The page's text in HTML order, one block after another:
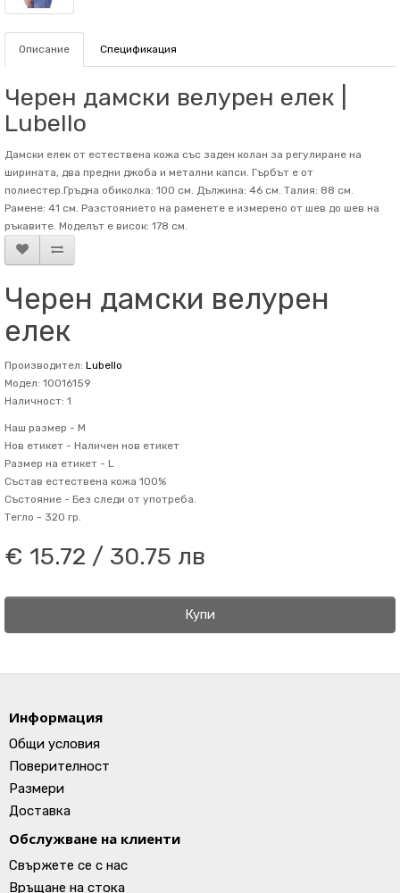
Описание Спецификация
Черен дамски велурен елек |
Lubello
Дамски елек от естествена кожа със заден колан за регулиране на
ширината, два предни джоба и метални капси. Гърбът е от
полиестер.Гръдна обиколка: 100 см. Дължина: 46 см. Талия: 88 см.
Рамене: 41 см. Разстоянието на раменете е измерено от шев до шев на
ръкавите. Mоделът е висок: 178 см.
Черен дамски велурен
елек
Производител: Lubello
Модел: 10016159
Наличност: 1
Наш размер - M
Нов етикет - Наличен нов етикет
Размер на етикет - L
Състав естествена кожа 100%
Състояние - Без следи от употреба.
Тегло - 320 гр.
€ 15.72 / 30.75 лв
Купи
Информация
Общи условия
Поверителност
Размери
Доставка
Обслужване на клиенти
Свържете се с нас
Връщане на стока